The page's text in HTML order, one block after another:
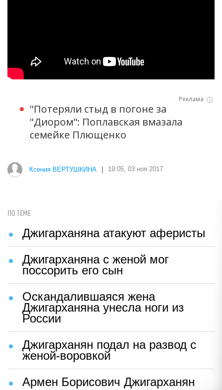
i
"Потеряли стыд в погоне за
"Диором": Поплавская вмазала
семейке Плющенко
Ксения ВЕРТУШКИНА | 19:05, 03 ноя 2017
ПО ТЕМЕ
Джигарханяна атакуют аферисты
Джигарханяна с женой мог
поссорить его сын
Оскандалившаяся жена
Джигарханяна унесла ноги из
России
Джигарханян подал на развод с
женой-воровкой
Армен Борисович Джигарханян